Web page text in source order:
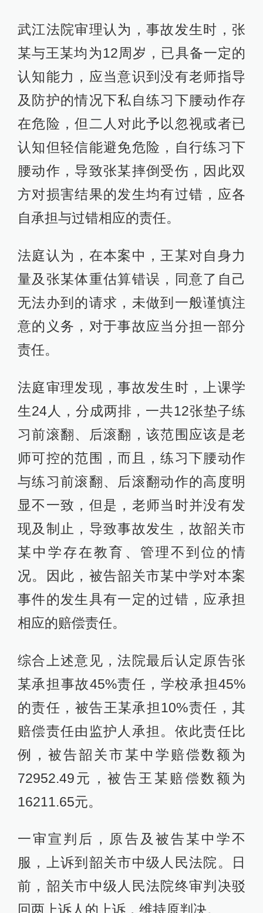
武江法院审理认为，事故发生时，张
某与王某均为12周岁，已具备一定的
认知能力，应当意识到没有老师指导
及防护的情况下私自练习下腰动作存
在危险，但二人对此予以忽视或者已
认知但轻信能避免危险，自行练习下
腰动作，导致张某摔倒受伤，因此双
方对损害结果的发生均有过错，应各
自承担与过错相应的责任。
法庭认为，在本案中，王某对自身力
量及张某体重估算错误，同意了自己
无法办到的请求，未做到一般谨慎注
意的义务，对于事故应当分担一部分
责任。
法庭审理发现，事故发生时，上课学
生24人，分成两排，一共12张垫子练
习前滚翻、后滚翻，该范围应该是老
师可控的范围，而且，练习下腰动作
与练习前滚翻、后滚翻动作的高度明
显不一致，但是，老师当时并没有发
现及制止，导致事故发生，故韶关市
某中学存在教育、管理不到位的情
况。因此，被告韶关市某中学对本案
事件的发生具有一定的过错，应承担
相应的赔偿责任。
综合上述意见，法院最后认定原告张
某承担事故45%责任，学校承担45%
的责任，被告王某承担10%责任，其
赔偿责任由监护人承担。依此责任比
例，被告韶关市某中学赔偿数额为
72952.49元，被告王某赔偿数额为
16211.65元。
一审宣判后，原告及被告某中学不
服，上诉到韶关市中级人民法院。日
前，韶关市中级人民法院终审判决驳
回两上诉人的上诉，维持原判决。